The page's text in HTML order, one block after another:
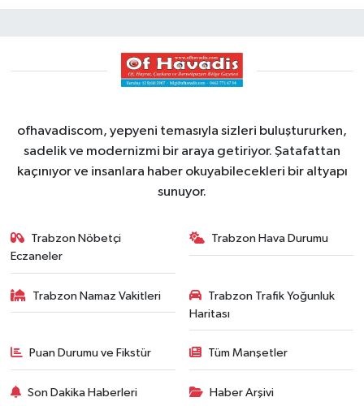
ofhavadiscom, yepyeni temasıyla sizleri buluştururken,
sadelik ve modernizmi bir araya getiriyor. Şatafattan
kaçınıyor ve insanlara haber okuyabilecekleri bir altyapı
sunuyor.
Trabzon Nöbetçi
Eczaneler
Trabzon Hava Durumu
Trabzon Namaz Vakitleri
Trabzon Trafik Yoğunluk
Haritası
Puan Durumu ve Fikstür Tüm Manşetler
Son Dakika Haberleri Haber Arşivi